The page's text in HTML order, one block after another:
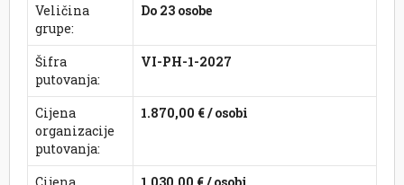
Veličina
grupe:
Do 23 osobe
Šifra
putovanja:
VI-PH-1-2027
Cijena
organizacije
putovanja:
1.870,00 € / osobi